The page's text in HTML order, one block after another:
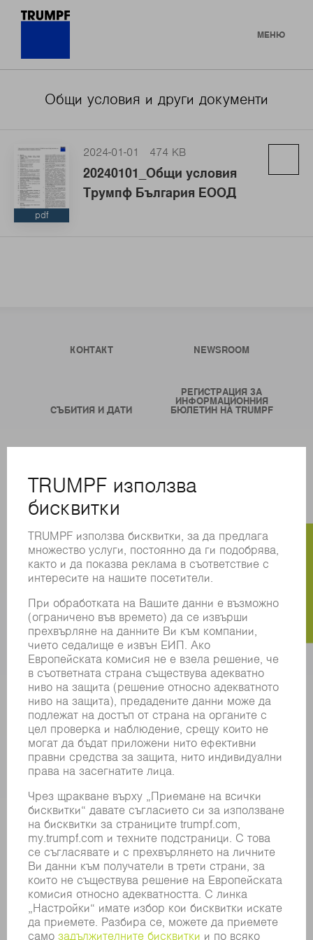
МЕНЮ
Общи условия и други документи
pdf
2024-01-01 474 KB
20240101_Общи условия
Трумпф България ЕООД
КОНТАКТ NEWSROOM
СЪБИТИЯ И ДАТИ
РЕГИСТРАЦИЯ ЗА
ИНФОРМАЦИОННИЯ
БЮЛЕТИН НА TRUMPF
ОНЛАЙН УСЛУГИ
КОНТАКТИ
ФИЛИАЛИ
РЕГИСТРИРАНЕ ЗА БЮЛЕТИН
MYTRUMPF
ИНФОРМАЦИОННИ ЛИСТОВЕ ЗА БЕЗОПАСНОСТ
ПРОДУКТИ
МАШИНИ & СИСТЕМИ
ЛАЗЕР
СИЛОВА ЕЛЕКТРОНИКА
ЕЛЕКТРИЧЕСКИ ИНСТРУМЕНТИ
SMART FACTORY
СОФТУЕР
УСЛУГИ
ПРИЛОЖЕНИЯ
ОТРАСЛИ
КОМПАНИЯТА
КАРИЕРИ
СВОБОДНИ ПОЗИЦИИ
ПРОФИЛ НА КОМПАНИЯТА
УПРАВИТЕЛЕН СЪВЕТ
ГОДИШЕН ДОКЛАД
БИЗНЕС ПРИНЦИПИ
СЪОТВЕТСТВИЕ
СИСТЕМА ЗА ПОДАВАНЕ НА СИГНАЛИ
SECURITY
ПРЕССЪОБЩЕНИЯ
СПИСАНИЯ
УСТОЙЧИВОСТ
КЛИМАТ И ОКОЛНА СРЕДА
СОЦИАЛНИ ВЪПРОСИ И ОБЩЕСТВО
УПРАВЛЕНИЕ НА КОМПАНИЯТА